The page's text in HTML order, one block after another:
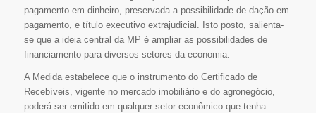
pagamento em dinheiro, preservada a possibilidade de dação em
pagamento, e título executivo extrajudicial. Isto posto, salienta-
se que a ideia central da MP é ampliar as possibilidades de
financiamento para diversos setores da economia.
A Medida estabelece que o instrumento do Certificado de
Recebíveis, vigente no mercado imobiliário e do agronegócio,
poderá ser emitido em qualquer setor econômico que tenha